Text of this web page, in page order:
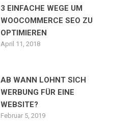
3 EINFACHE WEGE UM
WOOCOMMERCE SEO ZU
OPTIMIEREN
April 11, 2018
AB WANN LOHNT SICH
WERBUNG FÜR EINE
WEBSITE?
Februar 5, 2019